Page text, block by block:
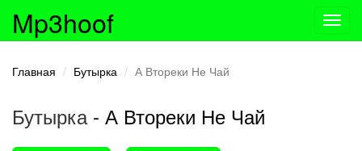
Mp3hoof
Главная Бутырка А Втореки Не Чай
Бутырка- А Втореки Не Чай